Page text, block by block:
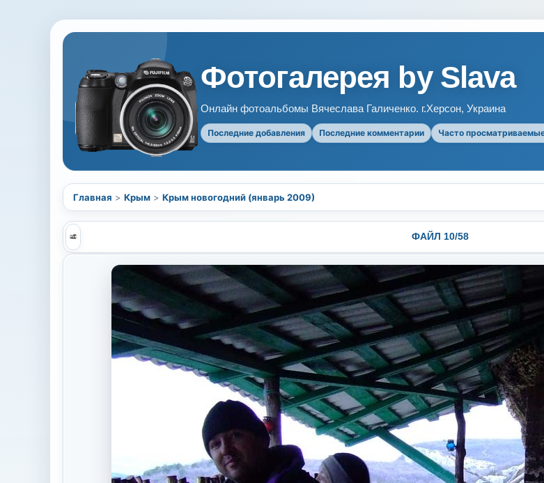
Фотогалерея by Slava
Онлайн фотоальбомы Вячеслава Галиченко. г.Херсон, Украина
Последние добавления Последние комментарии Часто
Главная > Крым > Крым новогодний (январь 2009)
ФАЙЛ 10/58